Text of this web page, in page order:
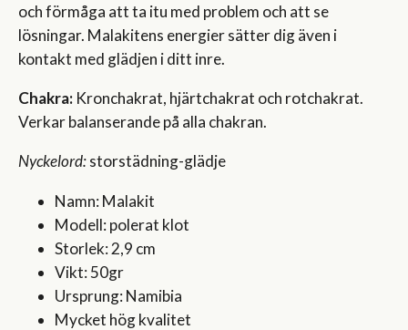
och förmåga att ta itu med problem och att se
lösningar. Malakitens energier sätter dig även i
kontakt med glädjen i ditt inre.
Chakra: Kronchakrat, hjärtchakrat och rotchakrat.
Verkar balanserande på alla chakran.
Nyckelord:storstädning-glädje
Namn: Malakit
Modell: polerat klot
Storlek: 2,9 cm
Vikt: 50gr
Ursprung: Namibia
Mycket hög kvalitet